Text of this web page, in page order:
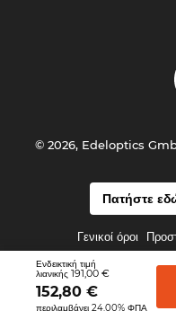
Ενδεικτική τιμή
λιανικής 191,00 €
152,80 €
περιλαμβάνει 24.00% ΦΠΑ
Πατήστε
Γενικοί όροι
© 2026, Edeloptics